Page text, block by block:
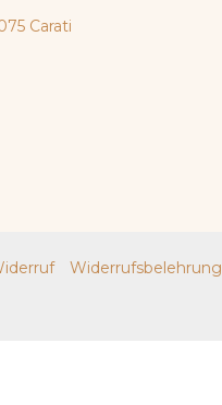
Carati
Widerrufsbelehrung